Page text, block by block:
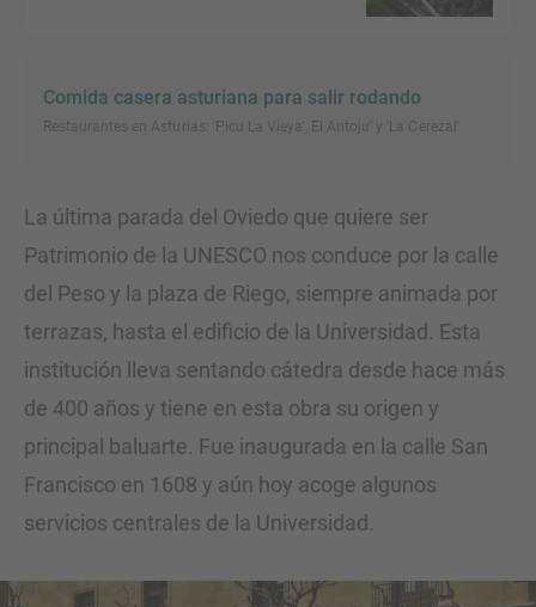
Comida casera asturiana para salir rodando
Restaurantes en Asturias: 'Picu La Vieya', El Antoju' y 'La Cerezal'
La última parada del Oviedo que quiere ser
Patrimonio de la UNESCO nos conduce por la calle
del Peso y la plaza de Riego, siempre animada por
terrazas, hasta el edificio de la Universidad. Esta
institución lleva sentando cátedra desde hace más
de 400 años y tiene en esta obra su origen y
principal baluarte. Fue inaugurada en la calle San
Francisco en 1608 y aún hoy acoge algunos
servicios centrales de la Universidad.